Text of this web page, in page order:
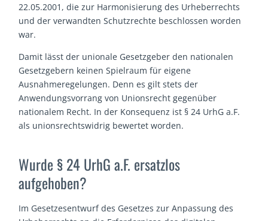
22.05.2001, die zur Harmonisierung des Urheberrechts
und der verwandten Schutzrechte beschlossen worden
war.
Damit lässt der unionale Gesetzgeber den nationalen
Gesetzgebern keinen Spielraum für eigene
Ausnahmeregelungen. Denn es gilt stets der
Anwendungsvorrang von Unionsrecht gegenüber
nationalem Recht. In der Konsequenz ist § 24 UrhG a.F.
als unionsrechtswidrig bewertet worden.
Wurde § 24 UrhG a.F. ersatzlos
aufgehoben?
Im Gesetzesentwurf des Gesetzes zur Anpassung des